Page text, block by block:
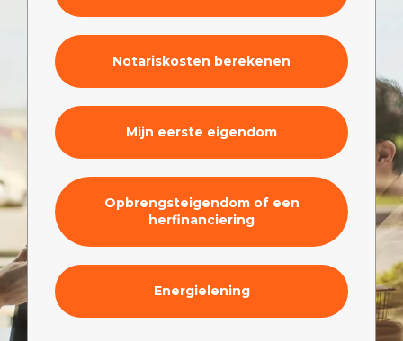
Notariskosten berekenen
Mijn eerste eigendom
Opbrengsteigendom of een
herfinanciering
Energielening